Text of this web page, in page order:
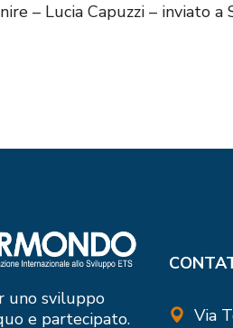
– Lucia Capuzzi – inviato a
uno sviluppo
e partecipato.
Via